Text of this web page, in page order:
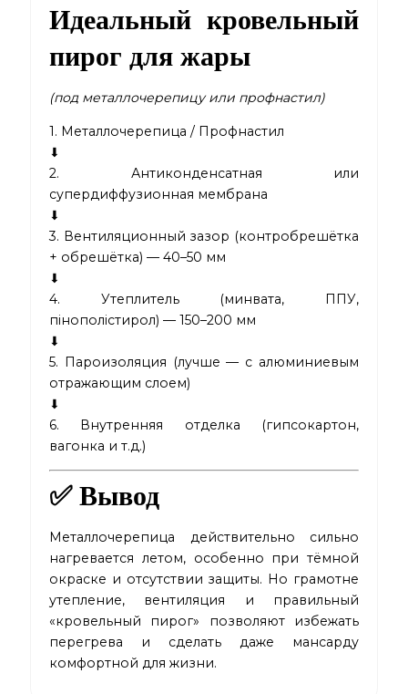
Идеальный кровельный
пирог для жары
(под металлочерепицу или профнастил)
1. Металлочерепица / Профнастил
⬇
2. Антиконденсатная или
супердиффузионная мембрана
⬇
3. Вентиляционный зазор (контробрешётка
+ обрешётка) — 40–50 мм
⬇
4. Утеплитель (минвата, ППУ,
пінополістирол) — 150–200 мм
⬇
5. Пароизоляция (лучше — с алюминиевым
отражающим слоем)
⬇
6. Внутренняя отделка (гипсокартон,
вагонка и т.д.)
✅ Вывод
Металлочерепица действительно сильно
нагревается летом, особенно при тёмной
окраске и отсутствии защиты. Но грамотне
утепление, вентиляция и правильный
«кровельный пирог» позволяют избежать
перегрева и сделать даже мансарду
комфортной для жизни.